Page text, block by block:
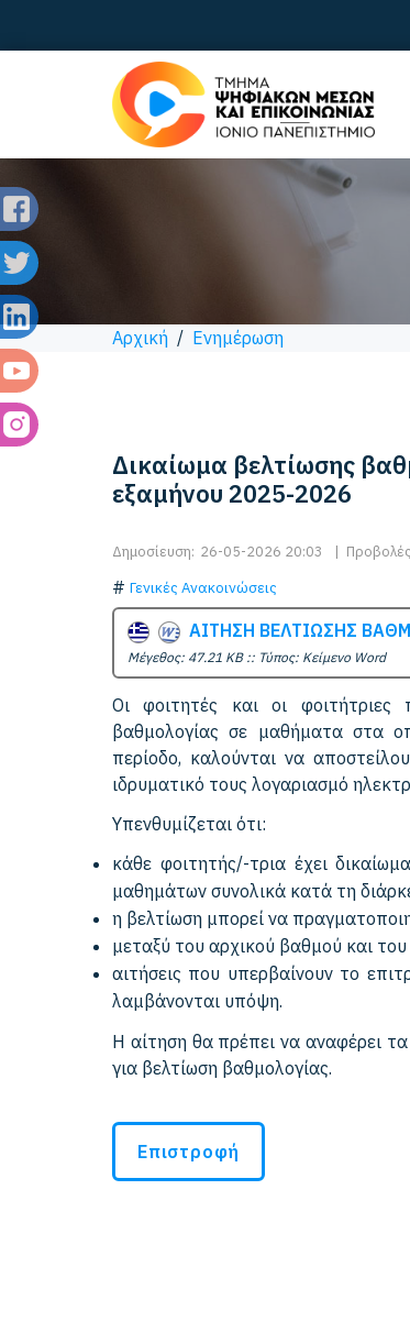
Αρχική / Ενημέρωση
Δικαίωμα βελτίωσης
εξαμήνου 2025-2026
Δημοσίευση: 26-05-2026 20:03 |
Γενικές Ανακοινώσεις
ΑΙΤΗΣΗ ΒΕΛΤΙΩΣΗΣ
Mέγεθος: 47.21 KB :: Τύπος: Kείμενο Word
Οι φοιτητές και οι φοιτήτριες
βαθμολογίας σε μαθήματα στα
περίοδο, καλούνται να
ιδρυματικό τους λογαριασμό
Υπενθυμίζεται ότι:
κάθε φοιτητής/-τρια έχει
μαθημάτων συνολικά κατά τη
η βελτίωση μπορεί να
μεταξύ του αρχικού βαθμού και
αιτήσεις που υπερβαίνουν το
λαμβάνονται υπόψη.
Η αίτηση θα πρέπει να αναφέρει
για βελτίωση βαθμολογίας.
Επιστροφή